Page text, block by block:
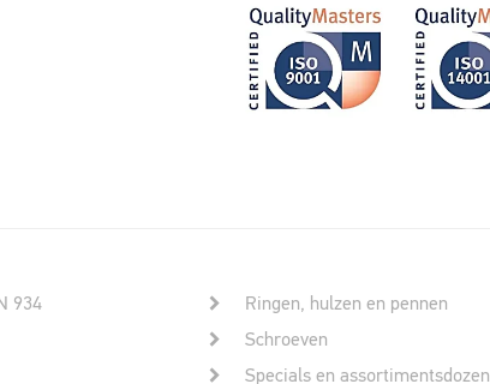
934
Ringen, hulzen en pennen
Schroeven
Specials en assortimentsdozen